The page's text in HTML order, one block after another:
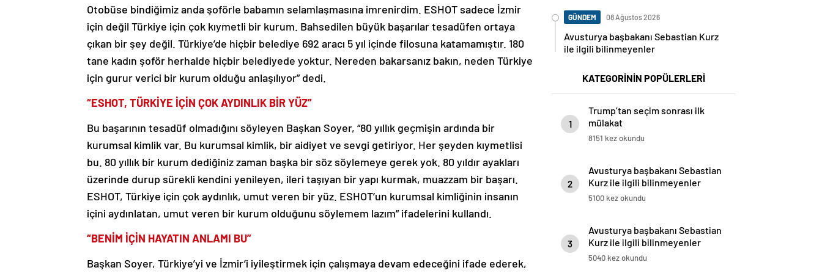
Otobüse bindiğimiz anda şoförle babamın selamlaşmasına imrenirdim. ESHOT sadece İzmir
için değil Türkiye için çok kıymetli bir kurum. Bahsedilen büyük başarılar tesadüfen ortaya
çıkan bir şey değil. Türkiye’de hiçbir belediye 692 aracı 5 yıl içinde filosuna katamamıştır. 180
tane kadın şoför herhalde hiçbir belediyede yoktur. Nereden bakarsanız bakın, neden Türkiye
için gurur verici bir kurum olduğu anlaşılıyor” dedi.
“ESHOT, TÜRKİYE İÇİN ÇOK AYDINLIK BİR YÜZ”
Bu başarının tesadüf olmadığını söyleyen Başkan Soyer, “80 yıllık geçmişin ardında bir
kurumsal kimlik var. Bu kurumsal kimlik, bir aidiyet ve sevgi getiriyor. Her şeyden kıymetlisi
bu. 80 yıllık bir kurum dediğiniz zaman başka bir söz söylemeye gerek yok. 80 yıldır ayakları
üzerinde durup sürekli kendini yenileyen, ileri taşıyan bir yapı kurmak, muazzam bir başarı.
ESHOT, Türkiye için çok aydınlık, umut veren bir yüz. ESHOT’un kurumsal kimliğinin insanın
içini aydınlatan, umut veren bir kurum olduğunu söylemem lazım” ifadelerini kullandı.
“BENİM İÇİN HAYATIN ANLAMI BU”
Başkan Soyer, Türkiye’yi ve İzmir’i iyileştirmek için çalışmaya devam edeceğini ifade ederek,
GÜNDEM 08 Ağustos 2026
Avusturya başbakanı Sebastian Kurz
ile ilgili bilinmeyenler
KATEGORİNİN POPÜLERLERİ
1
Trump’tan seçim sonrası ilk
mülakat
8151 kez okundu
2
Avusturya başbakanı Sebastian
Kurz ile ilgili bilinmeyenler
5100 kez okundu
3
Avusturya başbakanı Sebastian
Kurz ile ilgili bilinmeyenler
5040 kez okundu